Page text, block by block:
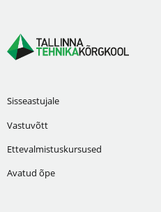
Sisseastujale
Vastuvõtt
Ettevalmistuskursused
Avatud õpe